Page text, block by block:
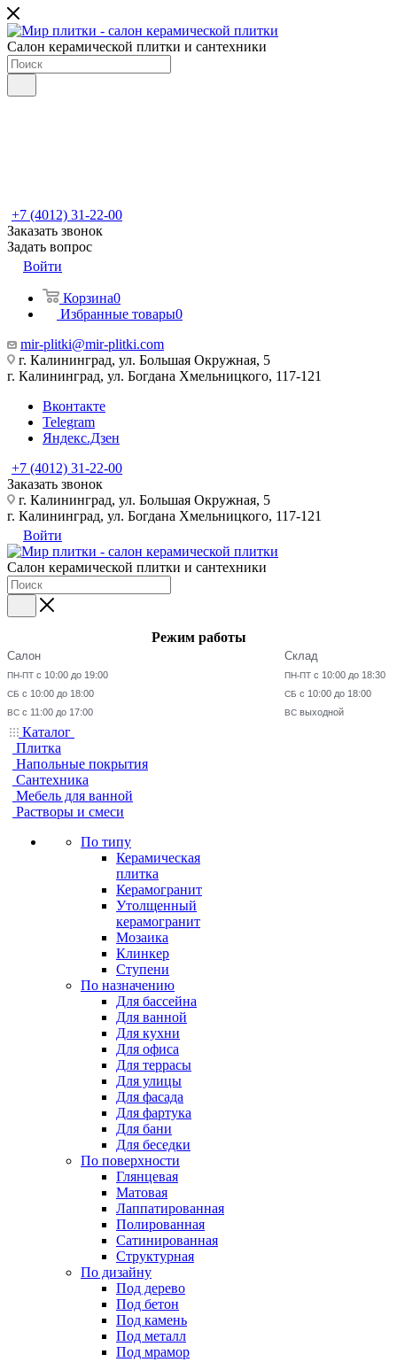
Салон керамической плитки и сантехники
+7 (4012) 31-22-00
Заказать звонок
Задать вопрос
Войти
Корзина0
Избранные товары0
mir-plitki@mir-plitki.com
г. Калининград, ул. Большая Окружная, 5
г. Калининград, ул. Богдана Хмельницкого, 117-121
Вконтакте
Telegram
Яндекс.Дзен
+7 (4012) 31-22-00
Заказать звонок
г. Калининград, ул. Большая Окружная, 5
г. Калининград, ул. Богдана Хмельницкого, 117-121
Войти
Салон керамической плитки и сантехники
Режим работы
Салон
ПН-ПТ с 10:00 до 19:00
СБ с 10:00 до 18:00
ВС с 11:00 до 17:00
Склад
ПН-ПТ с 10:00 до 18:30
СБ с 10:00 до 18:00
ВС выходной
Каталог
Плитка
Напольные покрытия
Сантехника
Мебель для ванной
Растворы и смеси
По типу
Керамическая
плитка
Керамогранит
Утолщенный
керамогранит
Мозаика
Клинкер
Ступени
По назначению
Для бассейна
Для ванной
Для кухни
Для офиса
Для террасы
Для улицы
Для фасада
Для фартука
Для бани
Для беседки
По поверхности
Глянцевая
Матовая
Лаппатированная
Полированная
Сатинированная
Структурная
По дизайну
Под дерево
Под бетон
Под камень
Под металл
Под мрамор